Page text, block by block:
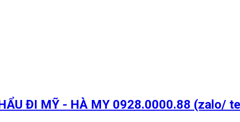
ĐI MỸ - HÀ MY 0928.0000.88 (zalo/